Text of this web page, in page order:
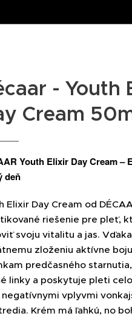
- Youth
Cream
Youth Elixir Day Cream –
deň
Elixir Day Cream od
riešenie pre pleť,
svoju vitalitu a jas.
zloženiu aktívne
predčasného
linky a poskytuje pleti
vplyvmi
Krém má ľahkú, no